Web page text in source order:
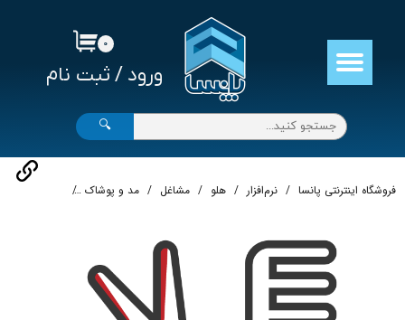
ورود / ثبت نام
حساب کاربری من
تغییر گذر واژه
سفارشات
خروج از حساب کاربری
۰
🔍
فروشگاه اینترنتی پانسا نرم‌افزار هلو مشاغل مد و پوشاک